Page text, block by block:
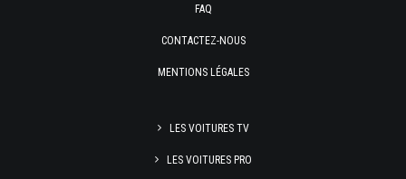
FAQ
CONTACTEZ-NOUS
MENTIONS LÉGALES
LES VOITURES TV
LES VOITURES PRO